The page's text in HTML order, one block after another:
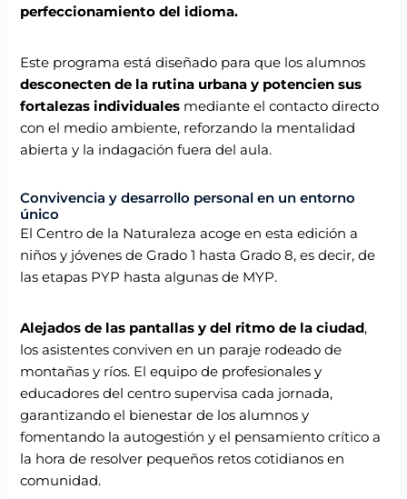
perfeccionamiento del idioma.
Este programa está diseñado para que los alumnos
desconecten de la rutina urbana y potencien sus
fortalezas individuales mediante el contacto directo
con el medio ambiente, reforzando la mentalidad
abierta y la indagación fuera del aula.
Convivencia y desarrollo personal en un entorno
único
El Centro de la Naturaleza acoge en esta edición a
niños y jóvenes de Grado 1 hasta Grado 8, es decir, de
las etapas PYP hasta algunas de MYP.
Alejados de las pantallas y del ritmo de la ciudad,
los asistentes conviven en un paraje rodeado de
montañas y ríos. El equipo de profesionales y
educadores del centro supervisa cada jornada,
garantizando el bienestar de los alumnos y
fomentando la autogestión y el pensamiento crítico a
la hora de resolver pequeños retos cotidianos en
comunidad.